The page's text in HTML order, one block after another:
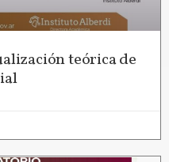
teórica de